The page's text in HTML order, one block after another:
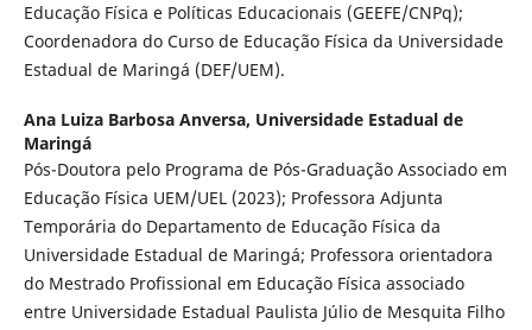
Educação Física e Políticas Educacionais (GEEFE/CNPq);
Coordenadora do Curso de Educação Física da Universidade
Estadual de Maringá (DEF/UEM).
Ana Luiza Barbosa Anversa, Universidade Estadual de
Maringá
Pós-Doutora pelo Programa de Pós-Graduação Associado em
Educação Física UEM/UEL (2023); Professora Adjunta
Temporária do Departamento de Educação Física da
Universidade Estadual de Maringá; Professora orientadora
do Mestrado Profissional em Educação Física associado
entre Universidade Estadual Paulista Júlio de Mesquita Filho